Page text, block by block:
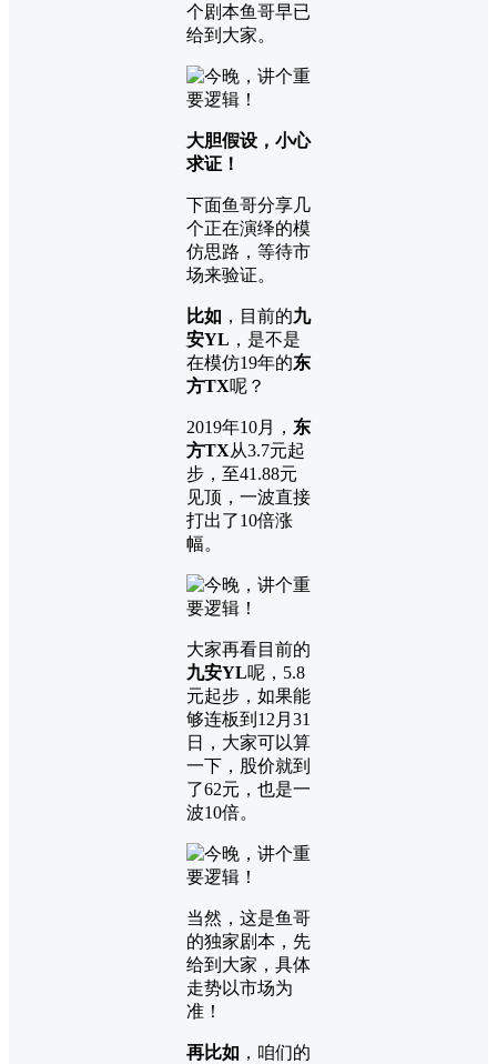
个剧本鱼哥早已
给到大家。
大胆假设，小心
求证！
下面鱼哥分享几
个正在演绎的模
仿思路，等待市
场来验证。
比如 ，目前的九
安YL ，是不是
在模仿19年的东
方TX呢？
2019年10月， 东
方TX从3.7元起
步，至41.88元
见顶，一波直接
打出了10倍涨
幅。
大家再看目前的
九安YL呢，5.8
元起步，如果能
够连板到12月31
日，大家可以算
一下，股价就到
了62元，也是一
波10倍。
当然，这是鱼哥
的独家剧本，先
给到大家，具体
走势以市场为
准！
再比如 ，咱们的